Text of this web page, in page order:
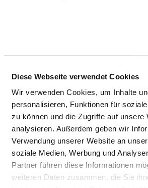
Diese Webseite verwendet Cookies
Wir verwenden Cookies, um Inhalte
personalisieren, Funktionen für
zu können und die Zugriffe auf unsere
analysieren. Außerdem geben wir
Verwendung unserer Website an
soziale Medien, Werbung und
Partner führen diese Informationen
weiteren Daten zusammen, die Sie
SPEZIELLE THERAPEUTEN/-
ERGOTHERAPEUT UND
BERUFSGRUPPE
ANZAHL
Anzahl (gesamt)
Personal mit direktem
Beschäftigungsverhältnis
Personal ohne direktes
Beschäftigungsverhältnis
Personal in der